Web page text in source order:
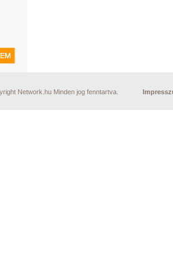
Network.hu Minden jog fenntartva.